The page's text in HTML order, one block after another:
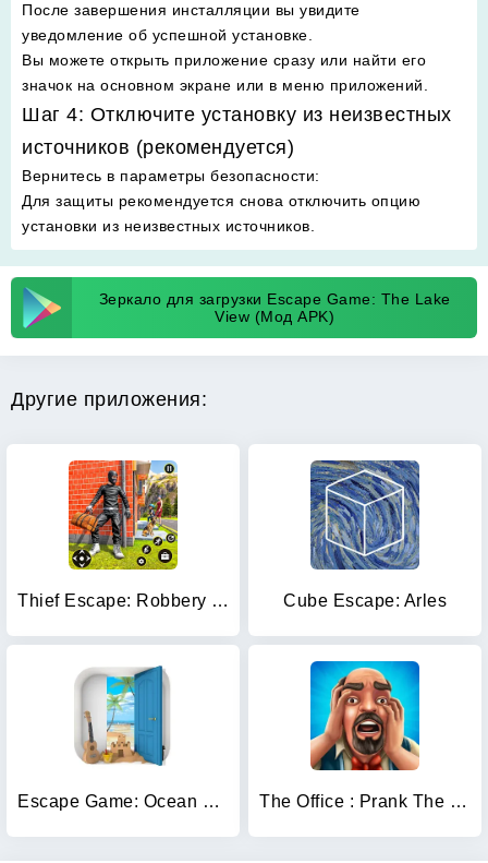
После завершения инсталляции вы увидите
уведомление об успешной установке.
Вы можете открыть приложение сразу или найти его
значок на основном экране или в меню приложений.
Шаг 4: Отключите установку из неизвестных
источников (рекомендуется)
Вернитесь в параметры безопасности:
Для защиты рекомендуется снова отключить опцию
установки из неизвестных источников.
Зеркало для загрузки Escape Game: The Lake
View (Мод APK)
Другие приложения:
Thief Escape: Robbery Game Cube Escape: Arles
Escape Game: Ocean View The Office : Prank The Boss